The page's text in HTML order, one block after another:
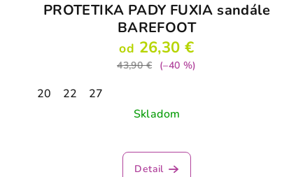
PROTETIKA PADY FUXIA sandále
BAREFOOT
od 26,30 €
43,90 € (–40 %)
20 22
27
Skladom
Detail